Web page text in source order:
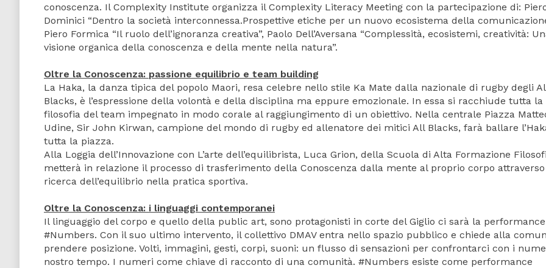
conoscenza. Il Complexity Institute organizza il Complexity Literacy Meeting con la partecipazione di:
Dominici “Dentro la società interconnessa.Prospettive etiche per un nuovo ecosistema della
Piero Formica “Il ruolo dell’ignoranza creativa”, Paolo Dell’Aversana “Complessità, ecosistemi, creatività:
visione organica della conoscenza e della mente nella natura”.
Oltre la Conoscenza: passione equilibrio e team building
La Haka, la danza tipica del popolo Maori, resa celebre nello stile Ka Mate dalla nazionale di rugby degli
Blacks, è l’espressione della volontà e della disciplina ma eppure emozionale. In essa si racchiude tutta la
filosofia del team impegnato in modo corale al raggiungimento di un obiettivo. Nella centrale Piazza
Udine, Sir John Kirwan, campione del mondo di rugby ed allenatore dei mitici All Blacks, farà ballare
tutta la piazza.
Alla Loggia dell’Innovazione con L’arte dell’equilibrista, Luca Grion, della Scuola di Alta Formazione
metterà in relazione il processo di trasferimento della Conoscenza dalla mente al proprio corpo
ricerca dell’equilibrio nella pratica sportiva.
Oltre la Conoscenza: i linguaggi contemporanei
Il linguaggio del corpo e quello della public art, sono protagonisti in corte del Giglio ci sarà la performance
#Numbers. Con il suo ultimo intervento, il collettivo DMAV entra nello spazio pubblico e chiede alla
prendere posizione. Volti, immagini, gesti, corpi, suoni: un flusso di sensazioni per confrontarci con i
nostro tempo. I numeri come chiave di racconto di una comunità. #Numbers esiste come performance